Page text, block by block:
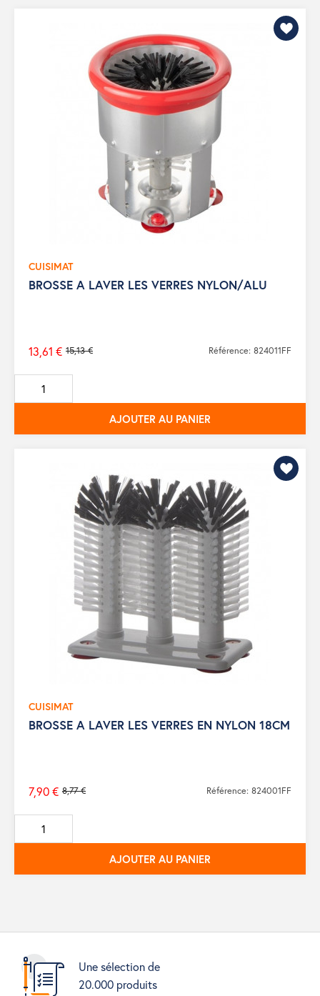
CUISIMAT
BROSSE A LAVER LES VERRES NYLON/ALU
Prix
de
base
15,13 €
13,61 € Référence: 824011FF
AJOUTER AU PANIER
CUISIMAT
BROSSE A LAVER LES VERRES EN NYLON 18CM
Prix
de
base
8,77 €
7,90 € Référence: 824001FF
AJOUTER AU PANIER
Une sélection de
20.000 produits